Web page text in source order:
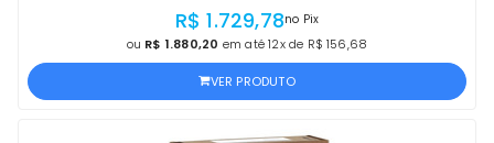
R$ 1.729,78no Pix
ou R$ 1.880,20 em até 12x de R$ 156,68
VER PRODUTO